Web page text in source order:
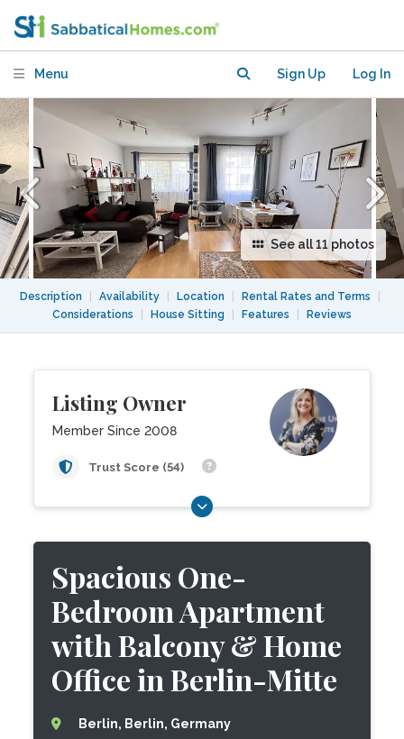
Menu Sign Up Log In
See all 11 photos
Description Availability Location Rental Rates and Terms
Considerations
House Sitting Features Reviews
Listing Owner
Member Since 2008
Trust Score (54)
Spacious One-
Bedroom Apartment
with Balcony & Home
Office in Berlin-Mitte
Berlin, Berlin, Germany
with Balcony & Home Office in Berlin-
Mitte